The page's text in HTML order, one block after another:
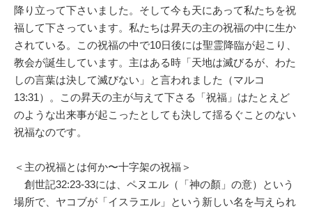
降り立って下さいました。そして今も天にあって私たちを祝
福して下さっています。私たちは昇天の主の祝福の中に生か
されている。この祝福の中で10日後には聖霊降臨が起こり、
教会が誕生しています。主はある時「天地は滅びるが、わた
しの言葉は決して滅びない」と言われました（マルコ
13:31）。この昇天の主が与えて下さる「祝福」はたとえど
のような出来事が起こったとしても決して揺るぐことのない
祝福なのです。
＜主の祝福とは何か〜十字架の祝福＞
創世記32:23-33には、ペヌエル（「神の顏」の意）という
場所で、ヤコブが「イスラエル」という新しい名を与えられ